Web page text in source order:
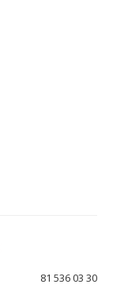
81 536 03 30